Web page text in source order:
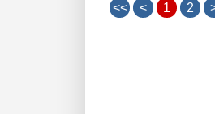
<< < 1 2